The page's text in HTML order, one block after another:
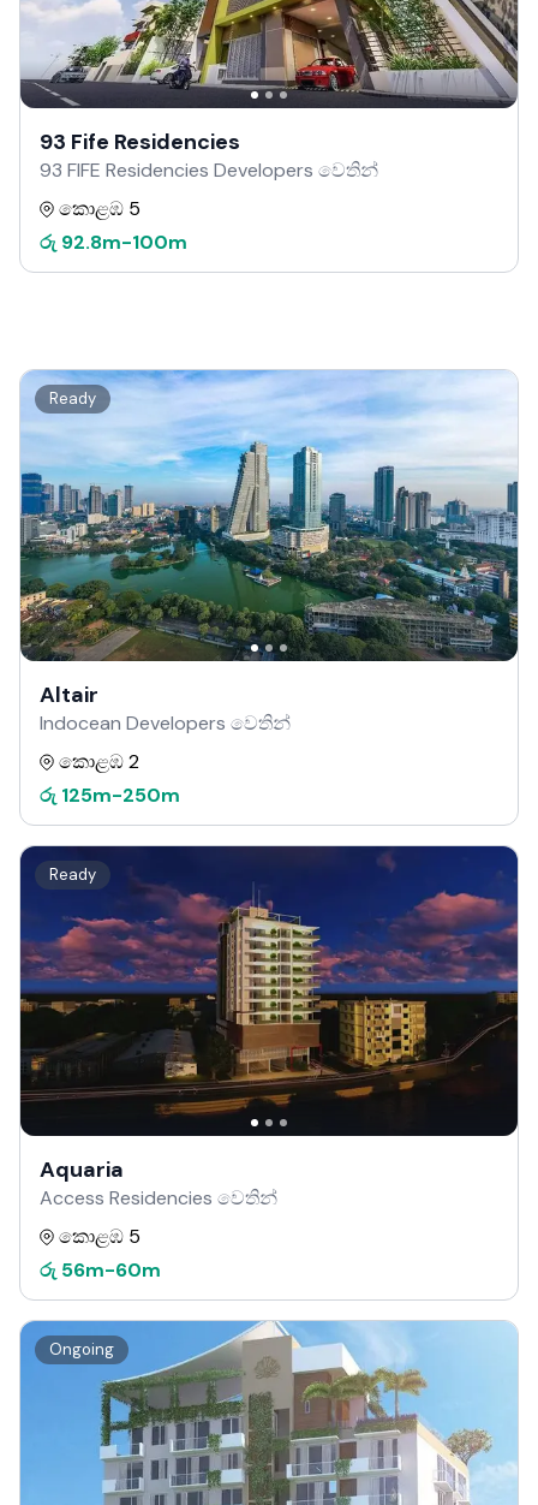
93 Fife Residencies
93 FIFE Residencies Developers වෙතින්
කොළඹ 5
රු 92.8m-100m
Ready
Altair
Indocean Developers වෙතින්
කොළඹ 2
රු 125m-250m
Ready
Aquaria
Access Residencies වෙතින්
කොළඹ 5
රු 56m-60m
Ongoing